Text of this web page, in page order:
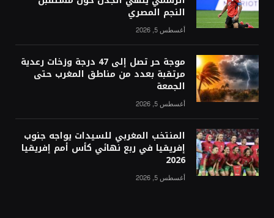
النجم المصري
أغسطس 5, 2026
موجة حر تصل إلى 47 درجة وزخات رعدية
مرتقبة بعدد من مناطق المغرب حتى
الجمعة
أغسطس 5, 2026
المنتخب المغربي للسيدات يواجه جنوب
إفريقيا في ربع نهائي كأس أمم إفريقيا
2026
أغسطس 5, 2026